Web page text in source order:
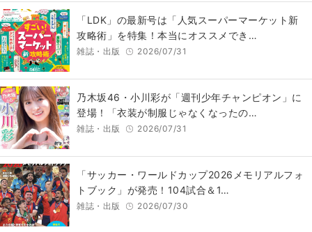
「LDK」の最新号は「人気スーパーマーケット新
攻略術」を特集！本当にオススメでき…
雑誌・出版 2026/07/31
乃木坂46・小川彩が「週刊少年チャンピオン」に
登場！「衣装が制服じゃなくなったの…
雑誌・出版 2026/07/31
「サッカー・ワールドカップ2026メモリアルフォ
トブック」が発売！104試合＆1…
雑誌・出版 2026/07/30